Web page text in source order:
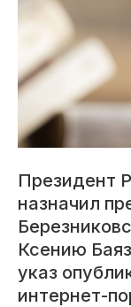
Президент
назначил
Ксению
указ
интернет-